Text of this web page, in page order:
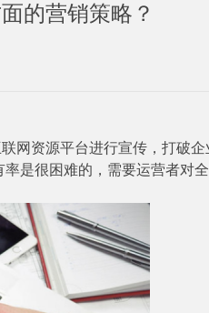
的营销策略？
网资源平台进行宣传，打破企
是很困难的，需要运营者对